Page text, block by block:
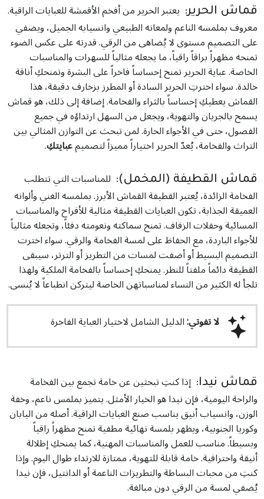
قماش الحرير: يعتبر الحرير من أفخم الأقمشة للعبايات الراقية.
معروف بملمسه الناعم ولمعانه الطبيعي وانسيابه الجميل، ويضفي
على التصميم مستوى لا يُضاهى من الرقي. قدرته على عكس الضوء
تمنحه مظهراً براقاً راقياً، ما يجعله مثالياً للسهرات والمناسبات
الخاصة. عباية الحرير تمنح إحساساً فاخراً على البشرة وتمنحكِ أناقة
خالدة. سواء اخترتِ الحرير السادة أو المطرز بزخارف دقيقة، هذا
القماش يعطيكِ إحساساً بالثراء والفخامة. إضافة إلى ذلك، هو قماش
يسمح بالجريان والتهوية، ويجعل من السهل ارتداؤه في جميع
الفصول، حتى في الأجواء الحارة. لمن تبحث عن التوازن المثالي بين
التراث والفخامة، يُعدّ الحرير اختياراً مميزاً لتصميمعبايتكِ.
قماش القطيفة (المخمل): للمناسبات التي تتطلب
الفخامة الزائدة، يُعتبر القطيفة القماش الأبرز. بملمسه الغني وألوانه
العميقة الجذابة، تكون العبايات القطيفة مثالية للأفراح والمناسبات
المسائية وحفلات الزفاف. تمنح سماكته ونعومته دفئاً، وتجعله مثالياً
للأجواء الباردة، مع الحفاظ على لمسة الفخامة والرقي. سواء اخترت
التصميم البسيط أو أضفت لمسات من التطريز أو الترتر، سيبقى
القطيفة دائماً ملفتاً للنظر. يمنحكِ إحساساً بالفخامة الملكية ولهذا
تلجأ له الكثير من النساء لمناسباتهن الخاصة ليتركن انطباعاً لا يُنسى.
لا تفوتي:الدليل الشامل لاختيار العباية الفاخرة
قماش نيدا: إذا كنتِ تبحثين عن خامة تجمع بين الفخامة
والراحة اليومية، فإن نيدا هو الخيار الأمثل. يتميز بملمس ناعم، وخفة
الوزن، وانسياب أنيق يناسب صنع العبايات الراقية. أصله من اليابان
وكوريا الجنوبية، ويظهر بلمسة نهائية مطفية تمنح مظهراً راقياً
وبسيطاً. مناسب للعمل والمناسبات المهنية، كما يمنحكِ إطلالة
أنيقة واحترافية. خامة قابلة للتهوية، ممتازة للارتداء طوال اليوم. وإذا
كنتِ من محبات البساطة والتطريزات الناعمة أو الدانتيل، فإن نيدا
يُضفي لمسة من الرقي دون مبالغة.